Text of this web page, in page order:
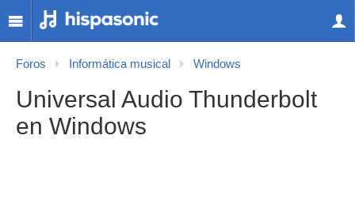
Foros Informática musical Windows
Universal Audio Thunderbolt
en Windows